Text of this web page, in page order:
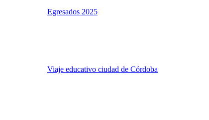
Egresados 2025
Viaje educativo ciudad de Córdoba